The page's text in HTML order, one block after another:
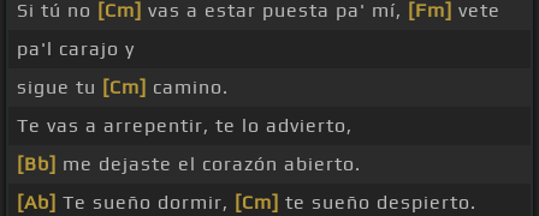
Si tú no [Cm] vas a estar puesta pa' mí, [Fm] vete
pa'l carajo y
sigue tu [Cm] camino.
Te vas a arrepentir, te lo advierto,
[Bb] me dejaste el corazón abierto.
[Ab] Te sueño dormir, [Cm] te sueño despierto.